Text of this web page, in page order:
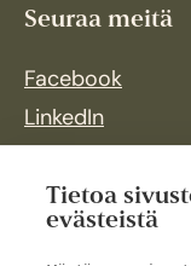
Tietoa
evästeistä
Seuraa meitä
Facebook
LinkedIn